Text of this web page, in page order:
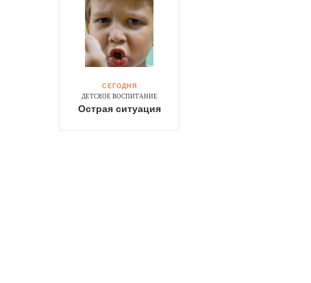
СЕГОДНЯ
ДЕТСКОЕ ВОСПИТАНИЕ
Острая ситуация